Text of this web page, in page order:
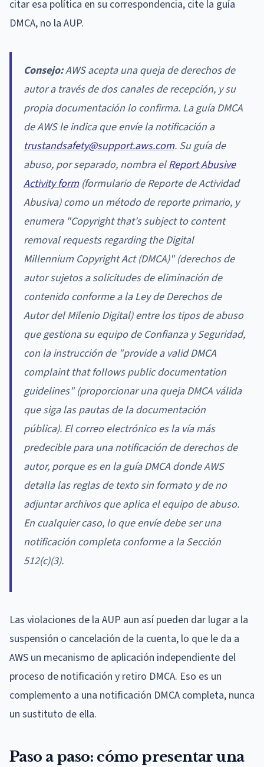
citar esa política en su correspondencia, cite la guía
DMCA, no la AUP.
Consejo:AWS acepta una queja de derechos de
autor a través de dos canales de recepción, y su
propia documentación lo confirma. La guía DMCA
de AWS le indica que envíe la notificación a
trustandsafety@support.aws.com. Su guía de
abuso, por separado, nombra elReport Abusive
Activity form (formulario de Reporte de Actividad
Abusiva) como un método de reporte primario, y
enumera "Copyright that's subject to content
removal requests regarding the Digital
Millennium Copyright Act (DMCA)" (derechos de
autor sujetos a solicitudes de eliminación de
contenido conforme a la Ley de Derechos de
Autor del Milenio Digital) entre los tipos de abuso
que gestiona su equipo de Confianza y Seguridad,
con la instrucción de "provide a valid DMCA
complaint that follows public documentation
guidelines" (proporcionar una queja DMCA válida
que siga las pautas de la documentación
pública). El correo electrónico es la vía más
predecible para una notificación de derechos de
autor, porque es en la guía DMCA donde AWS
detalla las reglas de texto sin formato y de no
adjuntar archivos que aplica el equipo de abuso.
En cualquier caso, lo que envíe debe ser una
notificación completa conforme a la Sección
512(c)(3).
Las violaciones de la AUP aun así pueden dar lugar a la
suspensión o cancelación de la cuenta, lo que le da a
AWS un mecanismo de aplicación independiente del
proceso de notificación y retiro DMCA. Eso es un
complemento a una notificación DMCA completa, nunca
un sustituto de ella.
Paso a paso: cómo presentar una